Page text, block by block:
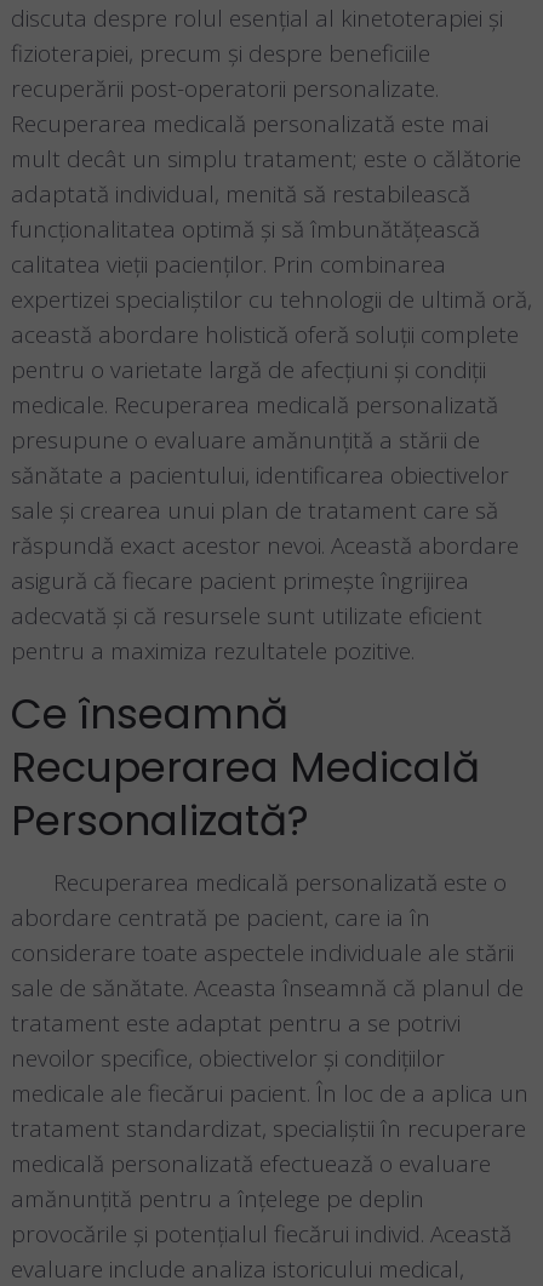
discuta despre rolul esențial al kinetoterapiei și
fizioterapiei, precum și despre beneficiile
recuperării post-operatorii personalizate.
Recuperarea medicală personalizată este mai
mult decât un simplu tratament; este o călătorie
adaptată individual, menită să restabilească
funcționalitatea optimă și să îmbunătățească
calitatea vieții pacienților. Prin combinarea
expertizei specialiștilor cu tehnologii de ultimă oră,
această abordare holistică oferă soluții complete
pentru o varietate largă de afecțiuni și condiții
medicale. Recuperarea medicală personalizată
presupune o evaluare amănunțită a stării de
sănătate a pacientului, identificarea obiectivelor
sale și crearea unui plan de tratament care să
răspundă exact acestor nevoi. Această abordare
asigură că fiecare pacient primește îngrijirea
adecvată și că resursele sunt utilizate eficient
pentru a maximiza rezultatele pozitive.
Ce înseamnă
Recuperarea Medicală
Personalizată?
Recuperarea medicală personalizată este o
abordare centrată pe pacient, care ia în
considerare toate aspectele individuale ale stării
sale de sănătate. Aceasta înseamnă că planul de
tratament este adaptat pentru a se potrivi
nevoilor specifice, obiectivelor și condițiilor
medicale ale fiecărui pacient. În loc de a aplica un
tratament standardizat, specialiștii în recuperare
medicală personalizată efectuează o evaluare
amănunțită pentru a înțelege pe deplin
provocările și potențialul fiecărui individ. Această
evaluare include analiza istoricului medical,